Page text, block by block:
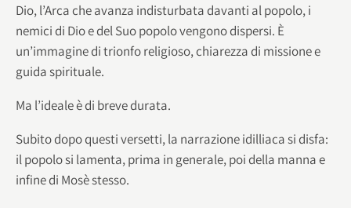
Dio, l’Arca che avanza indisturbata davanti al popolo, i
nemici di Dio e del Suo popolo vengono dispersi. È
un’immagine di trionfo religioso, chiarezza di missione e
guida spirituale.
Ma l’ideale è di breve durata.
Subito dopo questi versetti, la narrazione idilliaca si disfa:
il popolo si lamenta, prima in generale, poi della manna e
infine di Mosè stesso.